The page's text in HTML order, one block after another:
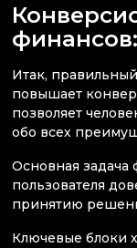
Итак,
повышает
позволяет
обо всех
Основная задача
пользователя
принятию
Ключевые блоки